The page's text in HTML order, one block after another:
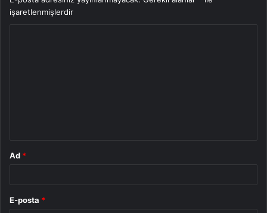
işaretlenmişlerdir
Ad *
E-posta *